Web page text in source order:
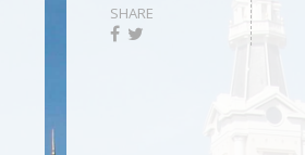
SHARE